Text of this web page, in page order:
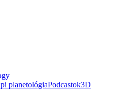
planetológiaPodcastok3D